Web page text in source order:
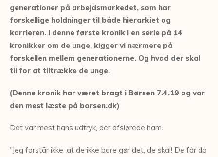
generationer på arbejdsmarkedet, som har
forskellige holdninger til både hierarkiet og
karrieren. I denne første kronik i en serie på 14
kronikker om de unge, kigger vi nærmere på
forskellen mellem generationerne. Og hvad der skal
til for at tiltrække de unge.
(Denne kronik har været bragt i Børsen 7.4.19 og var
den mest læste på borsen.dk)
Det var mest hans udtryk, der afslørede ham.
”Jeg forstår ikke, at de ikke bare gør det, de skal! De får da